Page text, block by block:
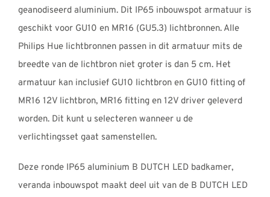
geanodiseerd aluminium. Dit IP65 inbouwspot armatuur is
geschikt voor GU10 en MR16 (GU5.3) lichtbronnen. Alle
Philips Hue lichtbronnen passen in dit armatuur mits de
breedte van de lichtbron niet groter is dan 5 cm. Het
armatuur kan inclusief GU10 lichtbron en GU10 fitting of
MR16 12V lichtbron, MR16 fitting en 12V driver geleverd
worden. Dit kunt u selecteren wanneer u de
verlichtingsset gaat samenstellen.
Deze ronde IP65 aluminium B DUTCH LED badkamer,
veranda inbouwspot maakt deel uit van de B DUTCH LED